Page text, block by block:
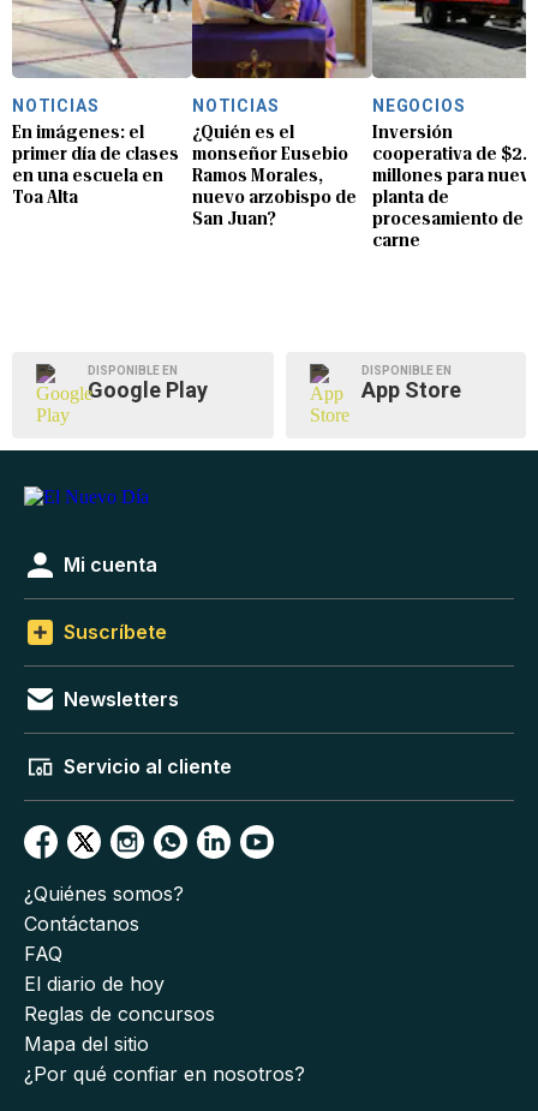
NOTICIAS
En imágenes: el
primer día de clases
en una escuela en
Toa Alta
NOTICIAS
¿Quién es el
monseñor Eusebio
Ramos Morales,
nuevo arzobispo de
San Juan?
NEGOCIOS
Inversión
cooperativa de $2.8
millones para nueva
planta de
procesamiento de
carne
DISPONIBLE EN
Google Play
DISPONIBLE EN
App Store
Mi cuenta
Suscríbete
Newsletters
Servicio al cliente
¿Quiénes somos?
Contáctanos
FAQ
El diario de hoy
Reglas de concursos
Mapa del sitio
¿Por qué confiar en nosotros?